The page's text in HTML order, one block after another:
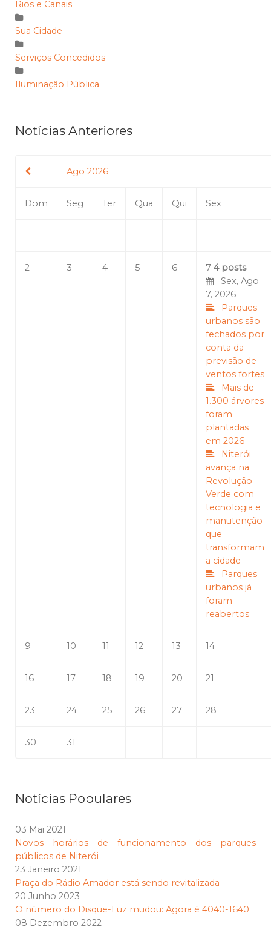
Rios e Canais
Sua Cidade
Serviços Concedidos
Iluminação Pública
Notícias Anteriores
Ago 2026
Dom Seg Ter Qua Qui Sex
2 3 4 5 6 7 4 posts
Sex, Ago
7, 2026
Parques
urbanos são
fechados por
conta da
previsão de
ventos fortes
Mais de
1.300 árvores
foram
plantadas
em 2026
Niterói
avança na
Revolução
Verde com
tecnologia e
manutenção
que
transformam
a cidade
Parques
urbanos já
foram
reabertos
9 10 11 12 13 14
16 17 18 19 20 21
23 24 25 26 27 28
30 31
Notícias Populares
03 Mai 2021
Novos horários de funcionamento dos parques
públicos de Niterói
23 Janeiro 2021
Praça do Rádio Amador está sendo revitalizada
20 Junho 2023
O número do Disque-Luz mudou: Agora é 4040-1640
08 Dezembro 2022